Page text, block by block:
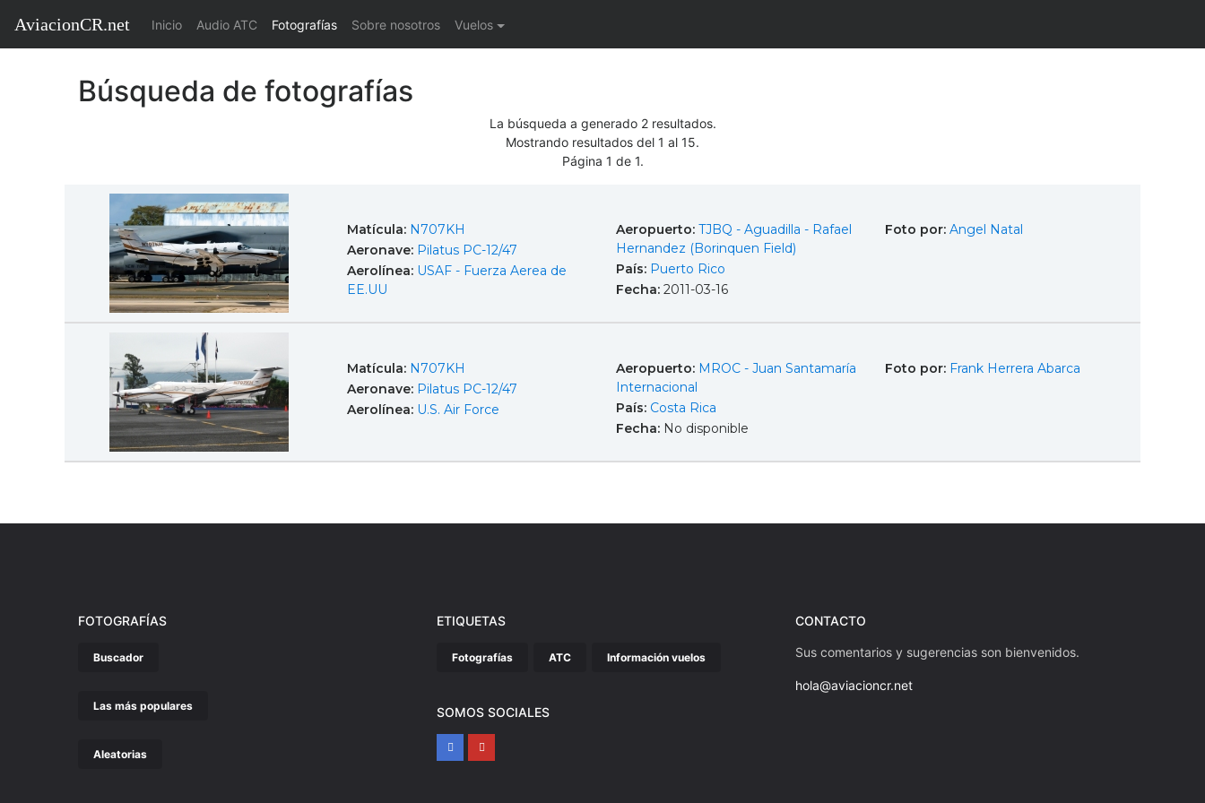
AviacionCR.net Inicio(current)
Audio ATC Fotografías Sobre nosotros Vuelos
Búsqueda de fotografías
La búsqueda a generado 2 resultados.
Mostrando resultados del 1 al 15.
Página 1 de 1.
Matícula: N707KH
Aeronave: Pilatus PC-12/47
Aerolínea: USAF - Fuerza Aerea de
EE.UU
Aeropuerto: TJBQ - Aguadilla - Rafael
Hernandez (Borinquen Field)
País: Puerto Rico
Fecha: 2011-03-16
Foto por: Angel Natal
Matícula: N707KH
Aeronave: Pilatus PC-12/47
Aerolínea: U.S. Air Force
Aeropuerto: MROC - Juan Santamaría
Internacional
País: Costa Rica
Fecha: No disponible
Foto por: Frank Herrera Abarca
FOTOGRAFÍAS
Buscador
Las más populares
Aleatorias
ETIQUETAS
Fotografías ATC Información vuelos
SOMOS SOCIALES
CONTACTO
Sus comentarios y sugerencias son bienvenidos.
hola@aviacioncr.net